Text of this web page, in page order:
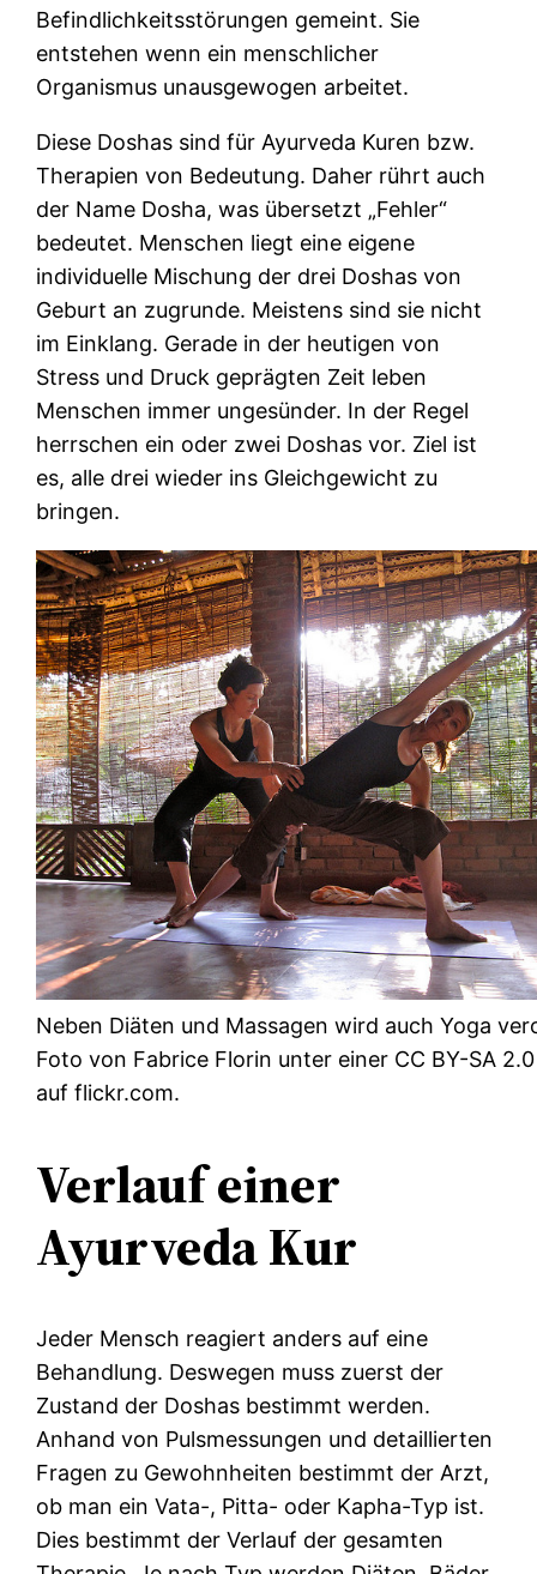
Befindlichkeitsstörungen gemeint. Sie
entstehen wenn ein menschlicher
Organismus unausgewogen arbeitet.
Diese Doshas sind für Ayurveda Kuren bzw.
Therapien von Bedeutung. Daher rührt auch
der Name Dosha, was übersetzt „Fehler“
bedeutet. Menschen liegt eine eigene
individuelle Mischung der drei Doshas von
Geburt an zugrunde. Meistens sind sie nicht
im Einklang. Gerade in der heutigen von
Stress und Druck geprägten Zeit leben
Menschen immer ungesünder. In der Regel
herrschen ein oder zwei Doshas vor. Ziel ist
es, alle drei wieder ins Gleichgewicht zu
bringen.
Neben Diäten und Massagen wird auch Yoga
Foto von Fabrice Florin unter einer CC BY-SA
auf flickr.com.
Verlauf einer
Ayurveda Kur
Jeder Mensch reagiert anders auf eine
Behandlung. Deswegen muss zuerst der
Zustand der Doshas bestimmt werden.
Anhand von Pulsmessungen und detaillierten
Fragen zu Gewohnheiten bestimmt der Arzt,
ob man ein Vata-, Pitta- oder Kapha-Typ ist.
Dies bestimmt der Verlauf der gesamten